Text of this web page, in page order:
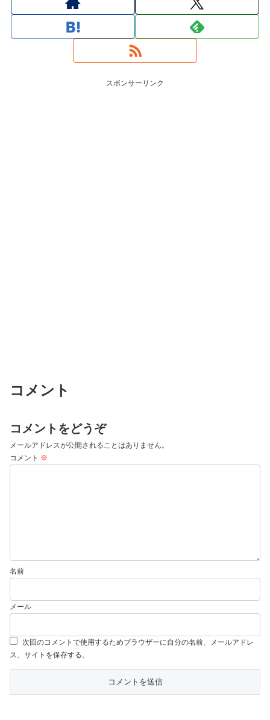
スポンサーリンク
コメント
コメントをどうぞ
メールアドレスが公開されることはありません。
コメント ※
名前
メール
次回のコメントで使用するためブラウザーに自分の名前、メールアドレ
ス、サイトを保存する。